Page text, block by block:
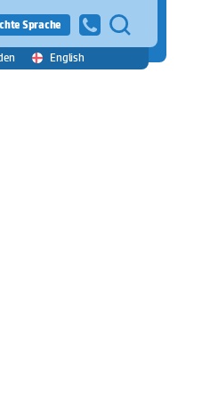
Sprache
English